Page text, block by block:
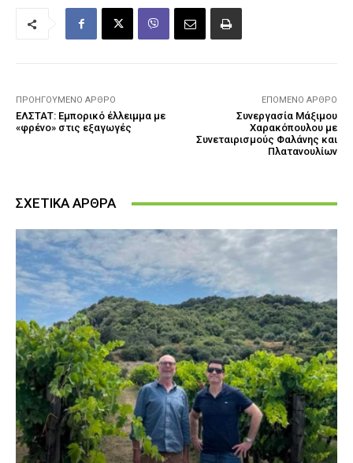
ΠΡΟΗΓΟΎΜΕΝΟ ΆΡΘΡΟ
ΕΛΣΤΑΤ: Εμπορικό έλλειμμα με
«φρένο» στις εξαγωγές
ΕΠΌΜΕΝΟ ΆΡΘΡΟ
Συνεργασία Μάξιμου
Χαρακόπουλου με
Συνεταιρισμούς Φαλάνης και
Πλατανουλίων
ΣΧΕΤΙΚΑ ΑΡΘΡΑ